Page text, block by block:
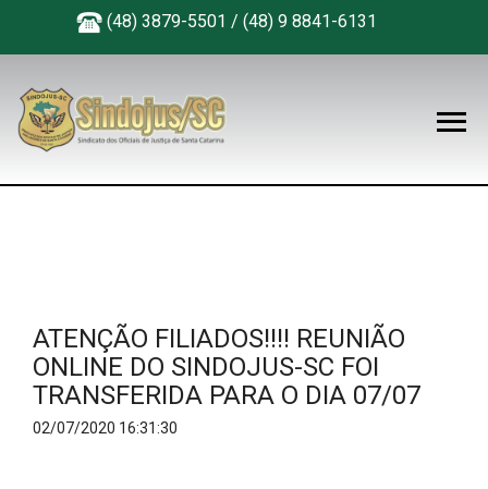
(48) 3879-5501 / (48) 9 8841-6131
ATENÇÃO FILIADOS!!!! REUNIÃO
ONLINE DO SINDOJUS-SC FOI
TRANSFERIDA PARA O DIA 07/07
02/07/2020 16:31:30